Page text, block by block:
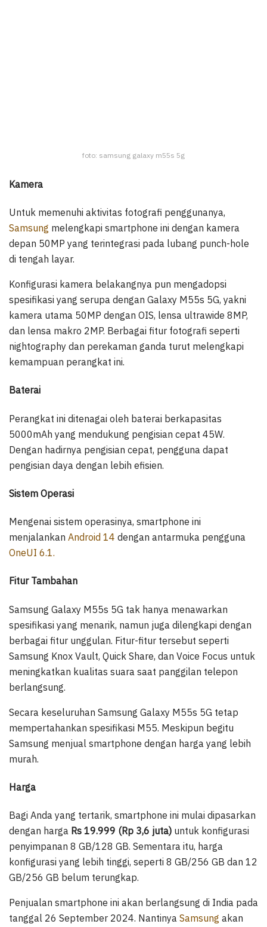
foto: samsung galaxy m55s 5g
Kamera
Untuk memenuhi aktivitas fotografi penggunanya,
Samsung melengkapi smartphone ini dengan kamera
depan 50MP yang terintegrasi pada lubang punch-hole
di tengah layar.
Konfigurasi kamera belakangnya pun mengadopsi
spesifikasi yang serupa dengan Galaxy M55s 5G, yakni
kamera utama 50MP dengan OIS, lensa ultrawide 8MP,
dan lensa makro 2MP. Berbagai fitur fotografi seperti
nightography dan perekaman ganda turut melengkapi
kemampuan perangkat ini.
Baterai
Perangkat ini ditenagai oleh baterai berkapasitas
5000mAh yang mendukung pengisian cepat 45W.
Dengan hadirnya pengisian cepat, pengguna dapat
pengisian daya dengan lebih efisien.
Sistem Operasi
Mengenai sistem operasinya, smartphone ini
menjalankan Android 14 dengan antarmuka pengguna
OneUI 6.1.
Fitur Tambahan
Samsung Galaxy M55s 5G tak hanya menawarkan
spesifikasi yang menarik, namun juga dilengkapi dengan
berbagai fitur unggulan. Fitur-fitur tersebut seperti
Samsung Knox Vault, Quick Share, dan Voice Focus untuk
meningkatkan kualitas suara saat panggilan telepon
berlangsung.
Secara keseluruhan Samsung Galaxy M55s 5G tetap
mempertahankan spesifikasi M55. Meskipun begitu
Samsung menjual smartphone dengan harga yang lebih
murah.
Harga
Bagi Anda yang tertarik, smartphone ini mulai dipasarkan
dengan harga Rs 19.999 (Rp 3,6 juta) untuk konfigurasi
penyimpanan 8 GB/128 GB. Sementara itu, harga
konfigurasi yang lebih tinggi, seperti 8 GB/256 GB dan 12
GB/256 GB belum terungkap.
Penjualan smartphone ini akan berlangsung di India pada
tanggal 26 September 2024. Nantinya Samsung akan